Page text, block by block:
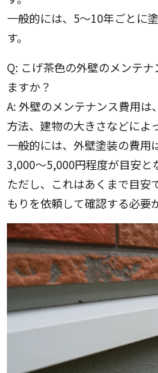
一般的には、5〜10年ごとに
す。
Q: こげ茶色の外壁のメンテ
ますか？
A: 外壁のメンテナンス費用
方法、建物の大きさなどによ
一般的には、外壁塗装の費用
3,000〜5,000円程度が目安と
ただし、これはあくまで目安
もりを依頼して確認する必要